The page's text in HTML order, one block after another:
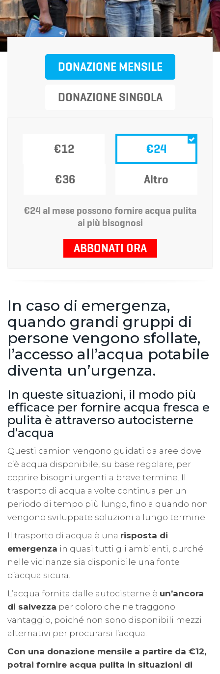
DONAZIONE MENSILE
DONAZIONE SINGOLA
€12 €24
€36 Altro
€24 al mese possono fornire acqua pulita
ai più bisognosi
ABBONATI ORA
In caso di emergenza,
quando grandi gruppi di
persone vengono sfollate,
l’accesso all’acqua potabile
diventa un’urgenza.
In queste situazioni, il modo più
efficace per fornire acqua fresca e
pulita è attraverso autocisterne
d’acqua
Questi camion vengono guidati da aree dove
c’è acqua disponibile, su base regolare, per
coprire bisogni urgenti a breve termine. Il
trasporto di acqua a volte continua per un
periodo di tempo più lungo, fino a quando non
vengono sviluppate soluzioni a lungo termine.
Il trasporto di acqua è una risposta di
emergenza in quasi tutti gli ambienti, purché
nelle vicinanze sia disponibile una fonte
d’acqua sicura.
L’acqua fornita dalle autocisterne è un’ancora
di salvezza per coloro che ne traggono
vantaggio, poiché non sono disponibili mezzi
alternativi per procurarsi l’acqua.
Con una donazione mensile a partire da €12,
potrai fornire acqua pulita in situazioni di